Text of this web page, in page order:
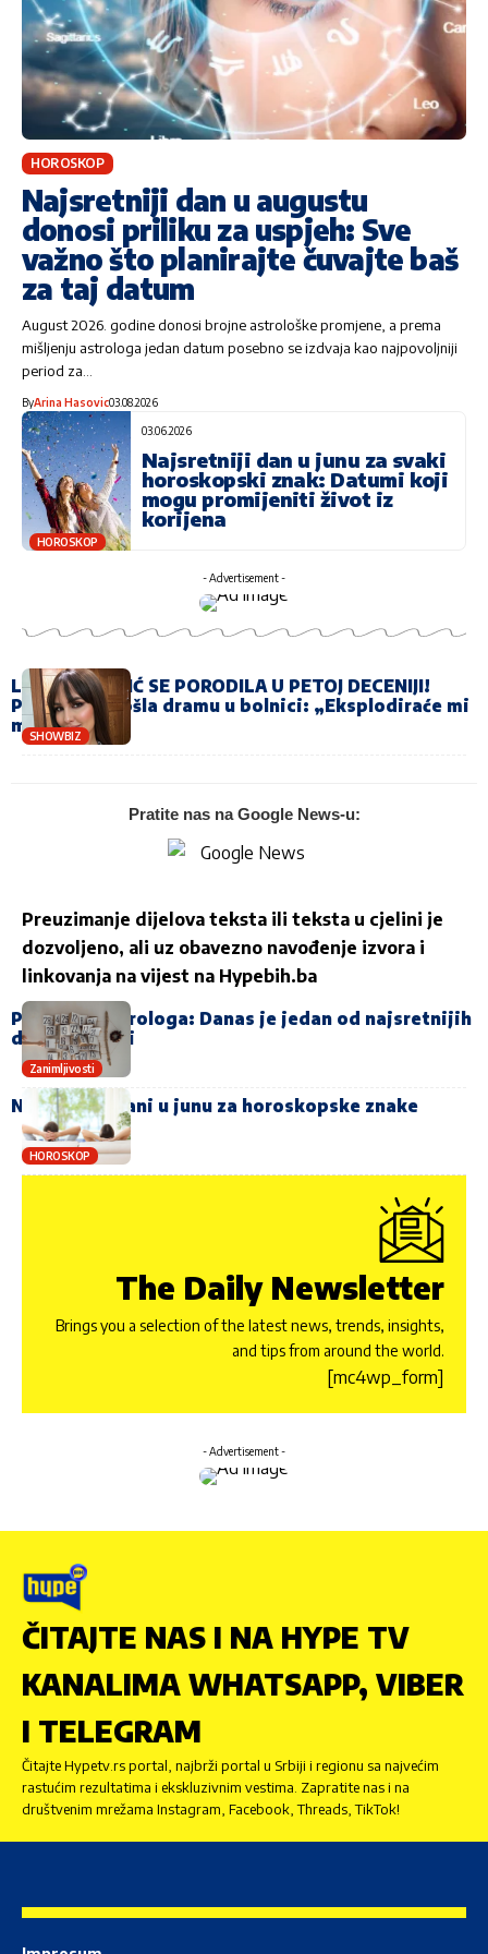
HOROSKOP
Najsretniji dan u augustu
donosi priliku za uspjeh: Sve
važno što planirajte čuvajte baš
za taj datum
August 2026. godine donosi brojne astrološke promjene, a prema
mišljenju astrologa jedan datum posebno se izdvaja kao najpovoljniji
period za…
ByArina Hasovic03.08.2026
03.06.2026
Najsretniji dan u junu za svaki
horoskopski znak: Datumi koji
mogu promijeniti život iz
korijena
HOROSKOP
- Advertisement -
SHOWBIZ
LANA JURČEVIĆ SE PORODILA U PETOJ DECENIJI!
Pjevačica prošla dramu u bolnici: „Eksplodiraće mi
mozak…“
Pratite nas na Google News-u:
Preuzimanje dijelova teksta ili teksta u cjelini je
dozvoljeno, ali uz obavezno navođenje izvora i
linkovanja na vijest na Hypebih.ba
Zanimljivosti
Poruka numerologa: Danas je jedan od najsretnijih
dana u godini
HOROSKOP
Najsretniji dani u junu za horoskopske znake
The Daily Newsletter
Brings you a selection of the latest news, trends, insights,
and tips from around the world.
[mc4wp_form]
- Advertisement -
ČITAJTE NAS I NA HYPE TV
KANALIMA WHATSAPP, VIBER
I TELEGRAM
Čitajte Hypetv.rs portal, najbrži portal u Srbiji i regionu sa najvećim
rastućim rezultatima i ekskluzivnim vestima. Zapratite nas i na
društvenim mrežama Instagram, Facebook, Threads, TikTok!